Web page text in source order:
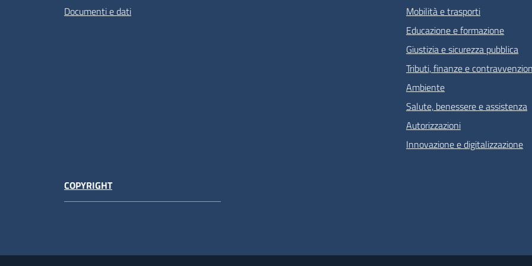
Documenti e dati
Mobilità e trasporti
Educazione e formazione
Giustizia e sicurezza pubblica
Tributi, finanze e
Ambiente
Salute, benessere e assistenza
Autorizzazioni
Innovazione e digitalizzazione
COPYRIGHT